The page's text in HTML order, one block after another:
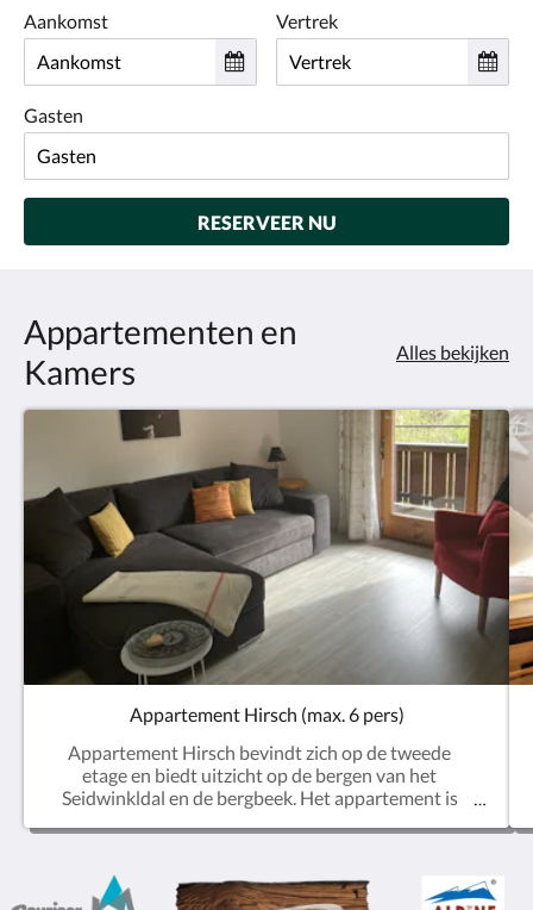
Aankomst
Vertrek
Gasten
RESERVEER NU
Appartementen en
Kamers
Alles bekijken
Appartement Hirsch (max. 6 pers)
Appartement Hirsch bevindt zich op de tweede
etage en biedt uitzicht op de bergen van het
Seidwinkldal en de bergbeek. Het appartement is
slaapkamers met wastafel (1 kamer met